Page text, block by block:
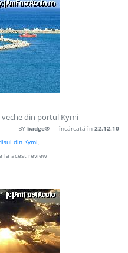
veche din portul Kymi
BY badge® — încărcată în 22.12.10
din Kymi,
la acest review